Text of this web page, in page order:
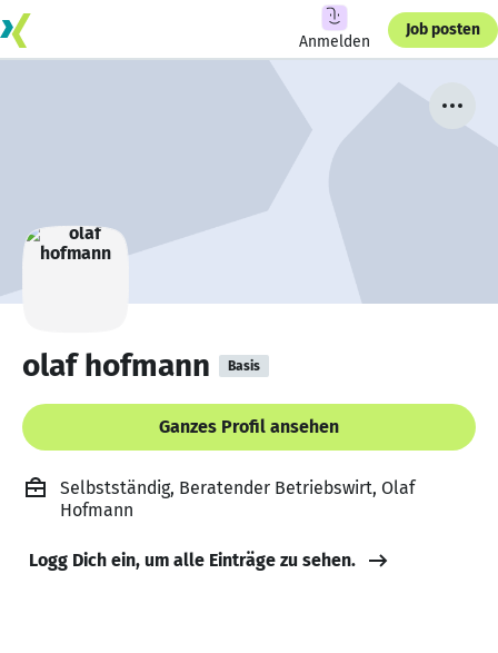
Anmelden
Job posten
olaf hofmann Basis
Ganzes Profil ansehen
Selbstständig, Beratender Betriebswirt, Olaf
Hofmann
Logg Dich ein, um alle Einträge zu sehen.